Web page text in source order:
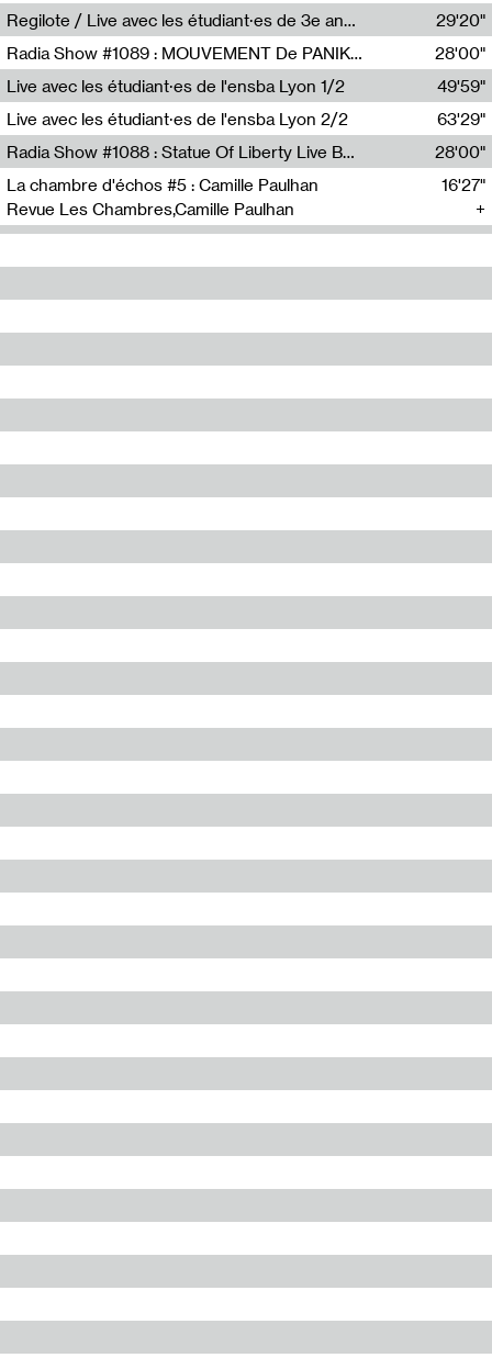
Tomomi Adachi,Loraine Baud
Regilote / Live avec les étudiant·es de 3e année de l'EMA
Nima Henryon,Athéna Noël,Amir Genillon,Ibourayane Ahmadi,Manelle Cherrih,Honorine Gibello,John Weeber,Manon Joseph
29'20"
Radia Show #1089 : MOUVEMENT De PANIK (Radio Panik)
Radio Panik
28'00"
Live avec les étudiant·es de l'ensba Lyon 1/2
49'59"
Live avec les étudiant·es de l'ensba Lyon 2/2
63'29"
Radia Show #1088 : Statue Of Liberty Live By Ed Baxter (Resonance)
Resonance
28'00"
La chambre d'échos #5 : Camille Paulhan
Revue Les Chambres,Camille Paulhan
16'27"